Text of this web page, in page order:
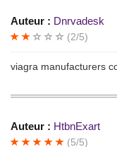
Auteur : Dnrvadesk
(2/5)
viagra manufacturers
Auteur : HtbnExart
(5/5)